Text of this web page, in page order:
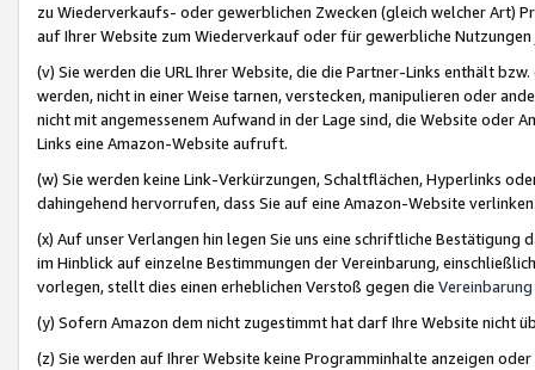
zu Wiederverkaufs- oder gewerblichen Zwecken (gleich welcher Art)
auf Ihrer Website zum Wiederverkauf oder für gewerbliche
(v) Sie werden die URL Ihrer Website, die die Partner-Links enthält
werden, nicht in einer Weise tarnen, verstecken, manipulieren oder
nicht mit angemessenem Aufwand in der Lage sind, die Website oder
Links eine Amazon-Website aufruft.
(w) Sie werden keine Link-Verkürzungen, Schaltflächen, Hyperlinks
dahingehend hervorrufen, dass Sie auf eine Amazon-Website
(x) Auf unser Verlangen hin legen Sie uns eine schriftliche
im Hinblick auf einzelne Bestimmungen der Vereinbarung,
vorlegen, stellt dies einen erheblichen Verstoß gegen die Vereinbarung
(y) Sofern Amazon dem nicht zugestimmt hat darf Ihre Website nicht
(z) Sie werden auf Ihrer Website keine Programminhalte anzeigen